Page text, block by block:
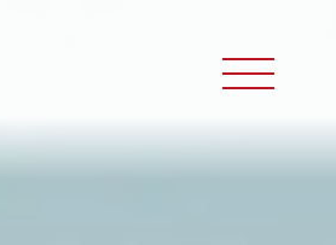
toggle